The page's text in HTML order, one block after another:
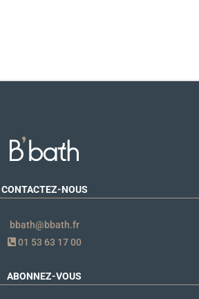
CONTACTEZ-NOUS
bbath@bbath.fr
01 53 63 17 00
ABONNEZ-VOUS